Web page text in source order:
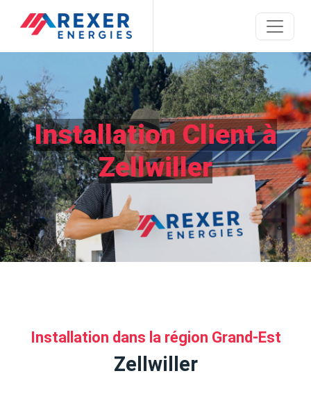
Installation Client à
Zellwiller
Installation dans la région Grand-Est
Zellwiller